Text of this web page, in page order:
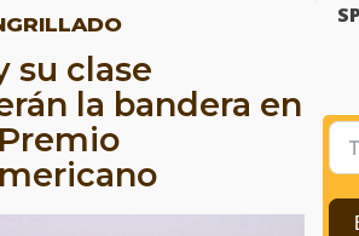
su clase
la bandera en